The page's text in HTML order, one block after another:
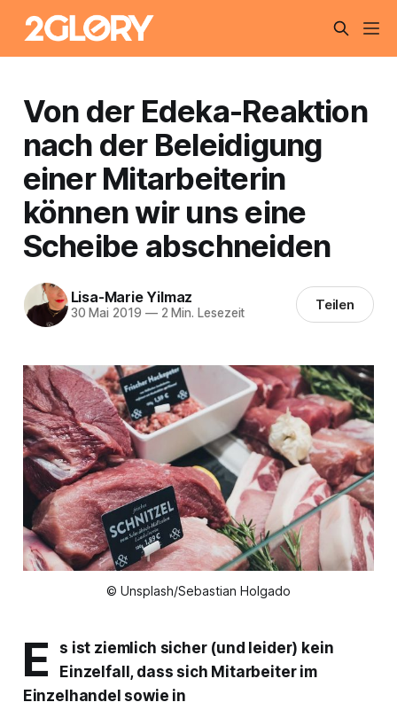
Von der Edeka-Reaktion
nach der Beleidigung
einer Mitarbeiterin
können wir uns eine
Scheibe abschneiden
Lisa-Marie Yilmaz
30 Mai 2019 —2 Min. Lesezeit Teilen
© Unsplash/Sebastian Holgado
E
s ist ziemlich sicher (und leider) kein
Einzelfall, dass sich Mitarbeiter im
Einzelhandel sowie in